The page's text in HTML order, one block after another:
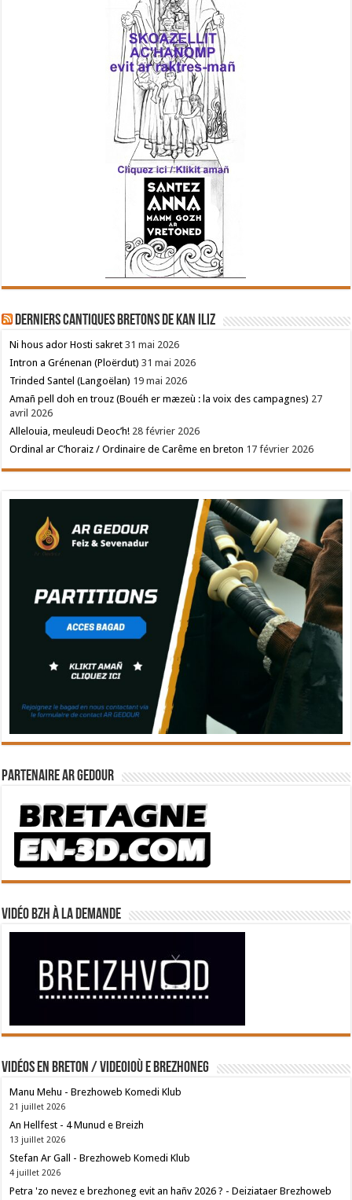
Derniers cantiques bretons de Kan Iliz
Ni hous ador Hosti sakret 31 mai 2026
Intron a Grénenan (Ploërdut) 31 mai 2026
Trinded Santel (Langoëlan) 19 mai 2026
Amañ pell doh en trouz (Bouéh er mæzeù : la voix des campagnes) 27
avril 2026
Allelouia, meuleudi Deoc’h! 28 février 2026
Ordinal ar C’horaiz / Ordinaire de Carême en breton 17 février 2026
Partenaire Ar Gedour
Vidéo BZH à la demande
Vidéos en breton / Videoioù e brezhoneg
Manu Mehu - Brezhoweb Komedi Klub
21 juillet 2026
An Hellfest - 4 Munud e Breizh
13 juillet 2026
Stefan Ar Gall - Brezhoweb Komedi Klub
4 juillet 2026
Petra 'zo nevez e brezhoneg evit an hañv 2026 ? - Deiziataer Brezhoweb